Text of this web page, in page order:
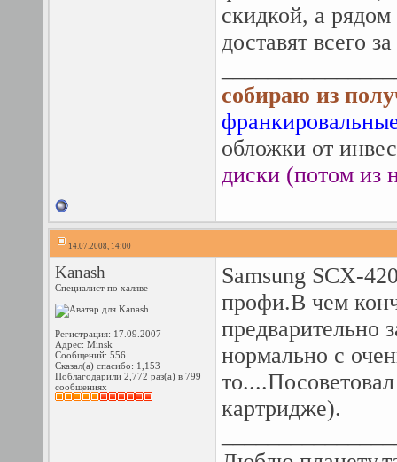
скидкой, а
доставят всего
собираю из
обложки от
диски (потом из
14.07.2008, 14:00
Kanash
Специалист по халяве
Регистрация: 17.09.2007
Адрес: Minsk
Сообщений: 556
Сказал(а) спасибо: 1,153
Поблагодарили 2,772 раз(а) в 799
сообщениях
Samsung SCX-
профи.В чем
предварительно
нормально с
картридже).